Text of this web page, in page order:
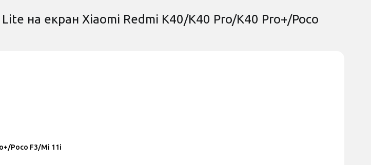
Lite на екран Xiaomi Redmi K40/K40 Pro/K40 Pro+/Poco
Poco F3/Mi 11i